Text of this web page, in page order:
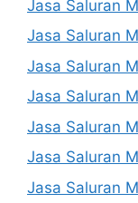
Jasa Saluran
Jasa Saluran
Jasa Saluran
Jasa Saluran
Jasa Saluran
Jasa Saluran
Jasa Saluran